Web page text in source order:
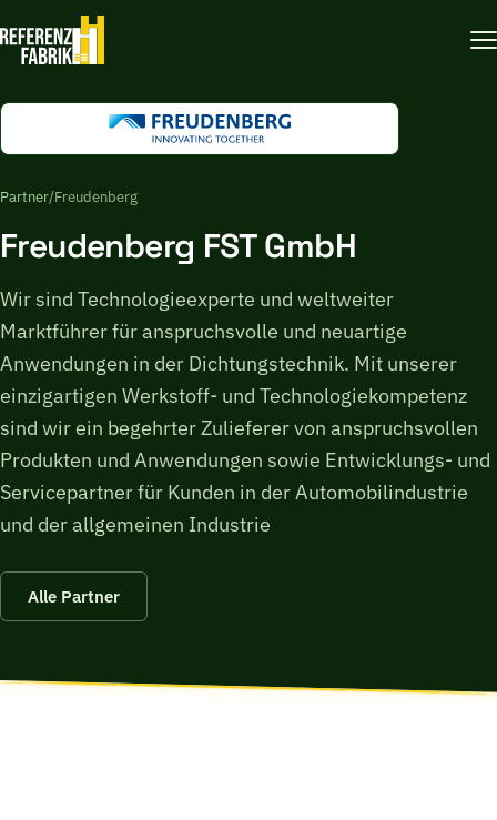
Partner/Freudenberg
Freudenberg FST GmbH
Wir sind Technologieexperte und weltweiter
Marktführer für anspruchsvolle und neuartige
Anwendungen in der Dichtungstechnik. Mit unserer
einzigartigen Werkstoff- und Technologiekompetenz
sind wir ein begehrter Zulieferer von anspruchsvollen
Produkten und Anwendungen sowie Entwicklungs- und
Servicepartner für Kunden in der Automobilindustrie
und der allgemeinen Industrie
Alle Partner